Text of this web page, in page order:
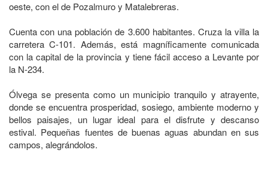
oeste, con el de Pozalmuro y Matalebreras.
Cuenta con una población de 3.600 habitantes. Cruza la villa la
carretera C-101. Además, está magníficamente comunicada
con la capital de la provincia y tiene fácil acceso a Levante por
la N-234.
Ólvega se presenta como un municipio tranquilo y atrayente,
donde se encuentra prosperidad, sosiego, ambiente moderno y
bellos paisajes, un lugar ideal para el disfrute y descanso
estival. Pequeñas fuentes de buenas aguas abundan en sus
campos, alegrándolos.